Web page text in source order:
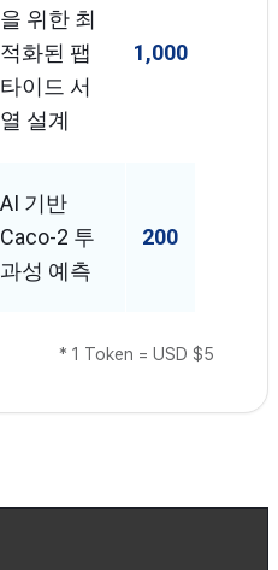
을 위한 최
적화된 팹
타이드 서
열 설계
1,000
AI 기반
Caco-2 투
과성 예측
200
* 1 Token = USD $5